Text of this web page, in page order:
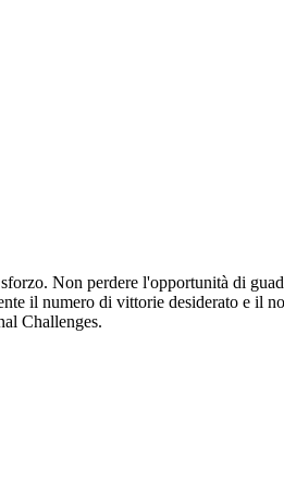
sforzo. Non perdere l'opportunità di
il numero di vittorie desiderato e il
Challenges.